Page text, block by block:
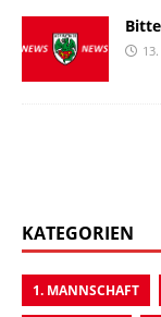
KATEGORIEN
1. MANNSCHAFT